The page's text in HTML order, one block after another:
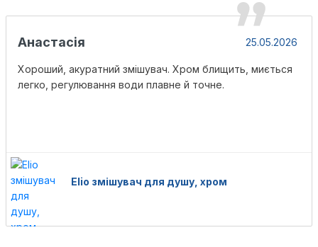
Анастасія 25.05.2026
Хороший, акуратний змішувач. Хром блищить, миється
легко, регулювання води плавне й точне.
Elio змішувач для душу, хром